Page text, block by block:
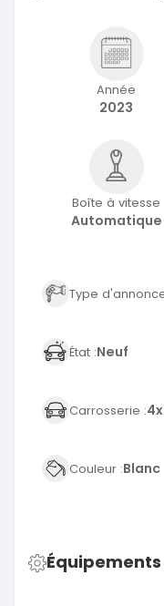
Année
2023
Boîte à vitesse
Automatique
Type
État :Neuf
Carrosserie :
Couleur :Blanc